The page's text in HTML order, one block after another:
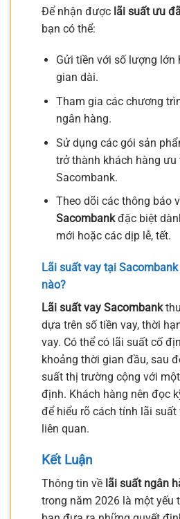
Để nhận được lãi suất ưu
bạn có thể:
Gửi tiền với số lượng lớn
gian dài.
Tham gia các chương
ngân hàng.
Sử dụng các gói sản
trở thành khách hàng ưu
Sacombank.
Theo dõi các thông báo
Sacombankđặc biệt
mới hoặc các dịp lễ, tết.
Lãi suất vay tại
nào?
Lãi suất vay Sacombank
dựa trên số tiền vay, thời
vay. Có thể có lãi suất cố
khoảng thời gian đầu, sau
suất thị trường cộng với
định. Khách hàng nên đọc
để hiểu rõ cách tính lãi
liên quan.
Kết Luận
Thông tin về lãi suất ngân
trong năm 2026 là một yếu